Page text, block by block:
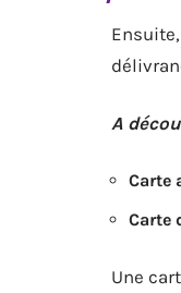
A
Carte
Carte
Une